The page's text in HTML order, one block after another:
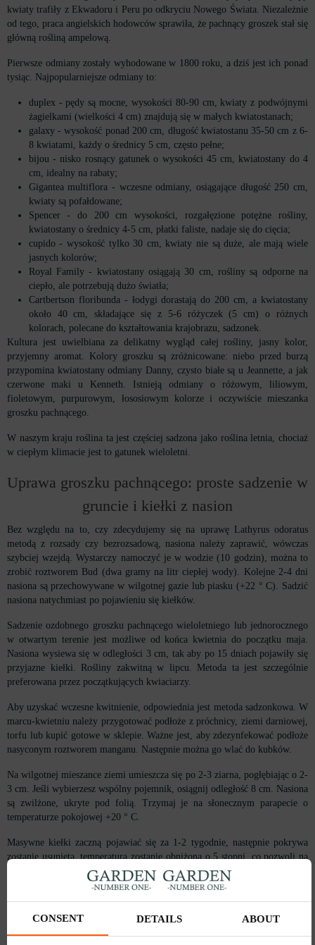
kwiaty trafiły z Ekwadoru i Peru po odkryciu Nowego Świata. Niezależnie
od tego, praca angielskich hodowców sprawiła, że pachnący groszek stał się
główną rośliną ampelową.
Pierwsze odmiany zostały wyhodowane w 1800 roku, a dziś jest ich ponad
tysiąc. Najpopularniejsze odmiany to:
duplex - pędy są mocne, wysokości 80-90 cm, kwiaty z podwójnymi
żagielkami (wielkości 4 cm) znajdują się w małych kwiatostanach;
galaxy - wysokość ponad 200 cm, długość kwiatostanu 35-50 cm z 6-
8 kwiatami, każdy o średnicy 5 cm, często pełne;
bijou - nisko rosnący gatunek o wysokości 45 cm, kwiatostany do 4
cm, idealny na rabaty;
Gigantea multiflora - wczesne odmiany, osiągające długość 250 cm,
kwiaty są pofałdowane;
Spencer - do 200 cm wysokości, rozgałęzione potężne rośliny,
kwiatostany o średnicy 4-5 cm, płatki faliste, nadaje się do cięcia;
cupido - wysokość tylko 30 cm, kwiaty nie są duże, ale mają wiele
jasnych kolorów;
Royal Family - kwiatostany osiągają 30 cm, rośliny są odporne na
ciepło, ale potrzebują dużo światła;
Cartbertson floribunda - łodygi dorastają do 200 cm, a kwiatostany
około 40 cm, składające się z 5-6 różyczek (5 cm) o różnych
kolorach, polecane do kształtowania krajobrazu, sadzonek.
Kultura jest uwielbiana za delikatny wygląd całej rośliny, jasny kolor,
przyjemny aromat. Kolory groszku są zróżnicowane: niebo przed burzą
przypomina kwiatostany odmiany Danny, czysto białe są u Jeannette, a jak
czerwone maki u Kenneth. Istnieją odmiany o różowym, liliowym,
fioletowym, purpurowym, łososiowym kolorze i oczywiście mieszanka
groszku pachnącego.
W naszym kraju roślina ta jest częściej sadzona jako roślina letnia, chociaż
w ciepłym klimacie jest to gatunek wieloletni.
Uprawa groszku pachnącego: proste sadzenie w
gruncie i kiełki z nasion
Bez względu na to, czy zdecydujemy się na uprawę Lathyrus odoratus
metodą z rozsady czy bezrozsadową, nasiona należy zaprawić, wówczas
szybciej wzejdą. Wystarczy namoczyć je w wodzie (10 godzin), można to
zrobić roztworem Bud (dwa gramy na litr ciepłej wody). Kolejne 2-4 dni
nasiona są przechowywane w wilgotnej gazie lub piasku (+22 ° C). Sadzić
nasiona natychmiast po pojawieniu się kiełków.
Sadzenie ozdobnego groszku pachnącego wieloletniego lub jednorocznego
w otwartym terenie jest możliwe od końca kwietnia do początku maja.
Nasiona wysiewa się w odległości 3 cm, tak aby po 15 dniach pojawiły się
przyjazne kiełki. Rośliny zakwitną w lipcu. Metoda ta jest szczególnie
preferowana przez początkujących kwiaciarzy.
Aby uzyskać wczesne kwitnienie, odpowiednia jest metoda sadzonkowa. W
marcu-kwietniu należy przygotować podłoże z próchnicy, ziemi darniowej,
torfu lub kupić gotowe w sklepie. Ważne jest, aby zdezynfekować podłoże
nasyconym roztworem manganu. Następnie można go wlać do kubków.
Na wilgotnej mieszance ziemi umieszcza się po 2-3 ziarna, pogłębiając o 2-
3 cm. Jeśli wybierzesz wspólny pojemnik, osiągnij odległość 8 cm. Nasiona
są zwilżone, ukryte pod folią. Trzymaj je na słonecznym parapecie o
temperaturze pokojowej +20 ° C.
Masywne kiełki zaczną pojawiać się za 1-2 tygodnie, następnie pokrywa
zostanie usunięta, temperatura zostanie obniżona o 5 stopni, co pozwoli na
tworzenie się guzków na korzeniach, które gromadzą azot.
pojawieniu się dwóch prawdziwych listków rośliny można uszczypnąć, aby
wypuściły pędy boczne.
CONSENT DETAILS ABOUT